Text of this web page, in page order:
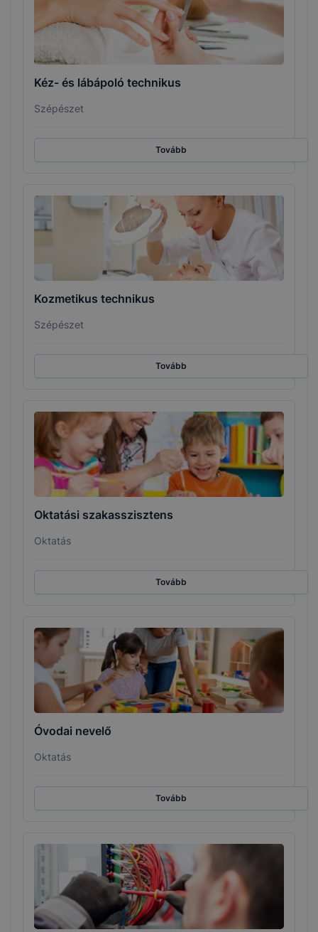
Kéz- és lábápoló technikus
Szépészet
Tovább
Kozmetikus technikus
Szépészet
Tovább
Oktatási szakasszisztens
Oktatás
Tovább
Óvodai nevelő
Oktatás
Tovább